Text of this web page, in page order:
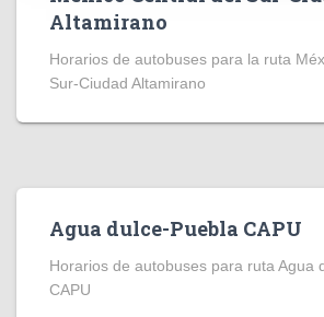
Altamirano
Horarios de autobuses para la ruta
Sur-Ciudad Altamirano
Agua dulce-Puebla CAPU
Horarios de autobuses para ruta Agua
CAPU